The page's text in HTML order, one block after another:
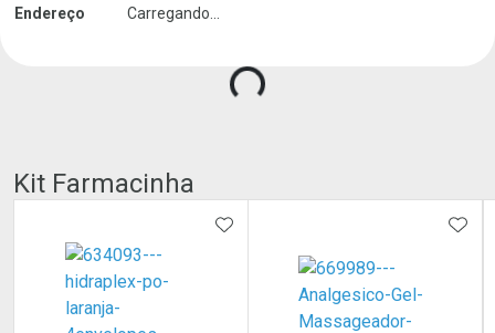
Endereço Carregando...
Carregando produtos do seller...
Kit Farmacinha
ADICIONAR AOS FAVORITOS